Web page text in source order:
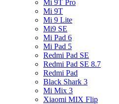
Mi 9T Pro
Mi 9T
Mi 9 Lite
Mi9 SE
Mi Pad 6
Mi Pad 5
Redmi Pad SE
Redmi Pad SE 8.7
Redmi Pad
Black Shark 3
Mi Mix 3
Xiaomi MIX Flip